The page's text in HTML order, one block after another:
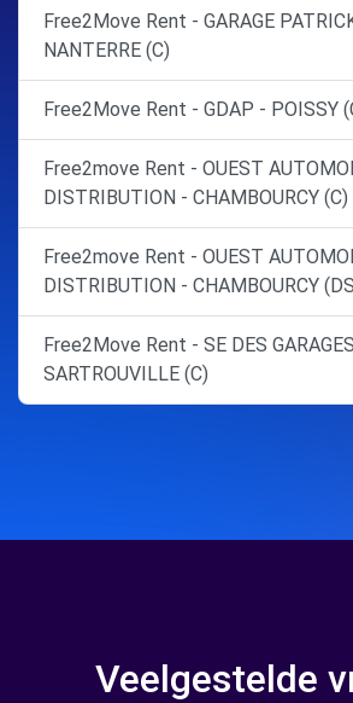
Free2Move Rent - GARAGE
NANTERRE (C)
Free2Move Rent - GDAP - POISSY
Free2move Rent - OUEST
DISTRIBUTION - CHAMBOURCY (C)
Free2move Rent - OUEST
DISTRIBUTION - CHAMBOURCY
Free2Move Rent - SE DES
SARTROUVILLE (C)
Veelgestelde